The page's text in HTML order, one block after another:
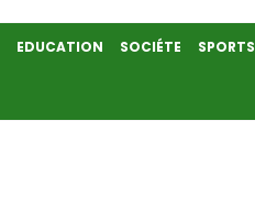
EDUCATION SOCIÉTE SPORTS